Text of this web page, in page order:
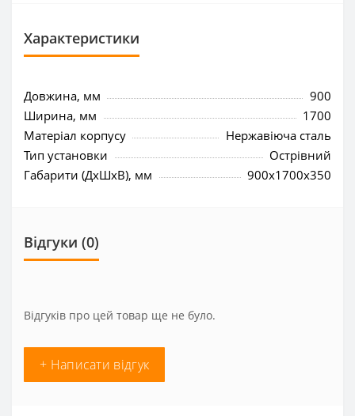
Характеристики
Довжина, мм
900
Ширина, мм
1700
Матеріал корпусу
Нержавіюча сталь
Тип установки
Острівний
Габарити (ДхШхВ), мм
900x1700x350
Відгуки (0)
Відгуків про цей товар ще не було.
+ Написати відгук